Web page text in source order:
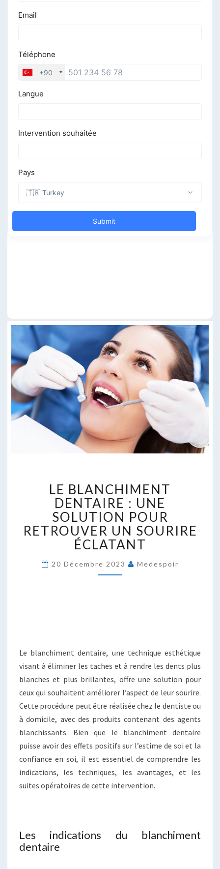
BLANCHIMENT
DENTAIRE
:
UNE
SOLUTION
POUR
UN
SOURIRE
LE BLANCHIMENT
DENTAIRE : UNE
SOLUTION POUR
RETROUVER UN SOURIRE
ÉCLATANT
20 Décembre 2023 Medespoir
Le blanchiment dentaire, une technique esthétique
visant à éliminer les taches et à rendre les dents plus
blanches et plus brillantes, offre une solution pour
ceux qui souhaitent améliorer l’aspect de leur sourire.
Cette procédure peut être réalisée chez le dentiste ou
à domicile, avec des produits contenant des agents
blanchissants. Bien que le blanchiment dentaire
puisse avoir des effets positifs sur l’estime de soi et la
confiance en soi, il est essentiel de comprendre les
indications, les techniques, les avantages, et les
suites opératoires de cette intervention.
Les indications du blanchiment
dentaire